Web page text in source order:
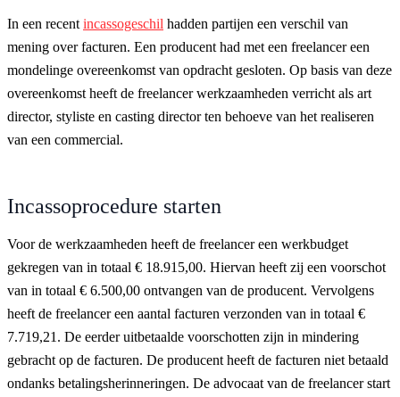
In een recent incassogeschil hadden partijen een verschil van
mening over facturen. Een producent had met een freelancer een
mondelinge overeenkomst van opdracht gesloten. Op basis van deze
overeenkomst heeft de freelancer werkzaamheden verricht als art
director, styliste en casting director ten behoeve van het realiseren
van een commercial.
Incassoprocedure starten
Voor de werkzaamheden heeft de freelancer een werkbudget
gekregen van in totaal € 18.915,00. Hiervan heeft zij een voorschot
van in totaal € 6.500,00 ontvangen van de producent. Vervolgens
heeft de freelancer een aantal facturen verzonden van in totaal €
7.719,21. De eerder uitbetaalde voorschotten zijn in mindering
gebracht op de facturen. De producent heeft de facturen niet betaald
ondanks betalingsherinneringen. De advocaat van de freelancer start